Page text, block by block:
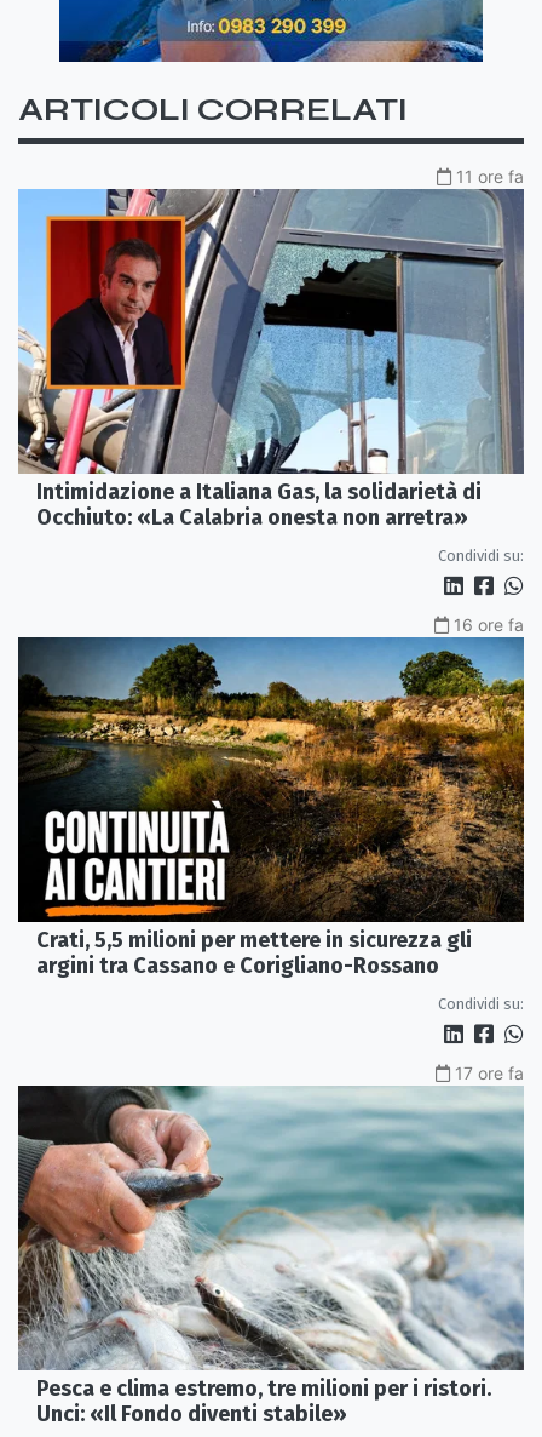
ARTICOLI CORRELATI
11 ore fa
Intimidazione a Italiana Gas, la solidarietà di
Occhiuto: «La Calabria onesta non arretra»
Condividi su:
16 ore fa
Crati, 5,5 milioni per mettere in sicurezza gli
argini tra Cassano e Corigliano-Rossano
Condividi su:
17 ore fa
Pesca e clima estremo, tre milioni per i ristori.
Unci: «Il Fondo diventi stabile»